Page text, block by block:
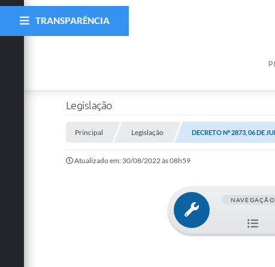
TRANSPARÊNCIA
Legislação
Principal Legislação DECRETO Nº 2873, 06 DE
Atualizado em: 30/08/2022 às 08h59
NAVEGAÇÃO